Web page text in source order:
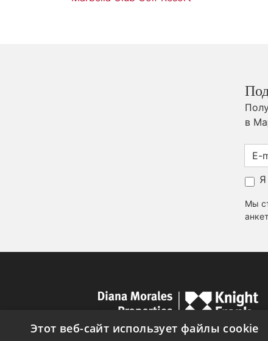
в
Мы
Этот веб-сайт использует файлы cookie